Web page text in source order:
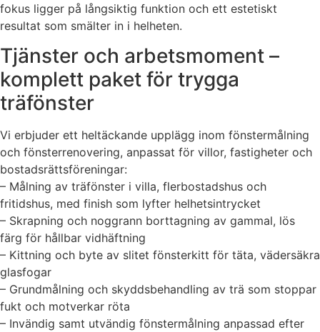
fokus ligger på långsiktig funktion och ett estetiskt
resultat som smälter in i helheten.
Tjänster och arbetsmoment –
komplett paket för trygga
träfönster
Vi erbjuder ett heltäckande upplägg inom fönstermålning
och fönsterrenovering, anpassat för villor, fastigheter och
bostadsrättsföreningar:
– Målning av träfönster i villa, flerbostadshus och
fritidshus, med finish som lyfter helhetsintrycket
– Skrapning och noggrann borttagning av gammal, lös
färg för hållbar vidhäftning
– Kittning och byte av slitet fönsterkitt för täta, vädersäkra
glasfogar
– Grundmålning och skyddsbehandling av trä som stoppar
fukt och motverkar röta
– Invändig samt utvändig fönstermålning anpassad efter